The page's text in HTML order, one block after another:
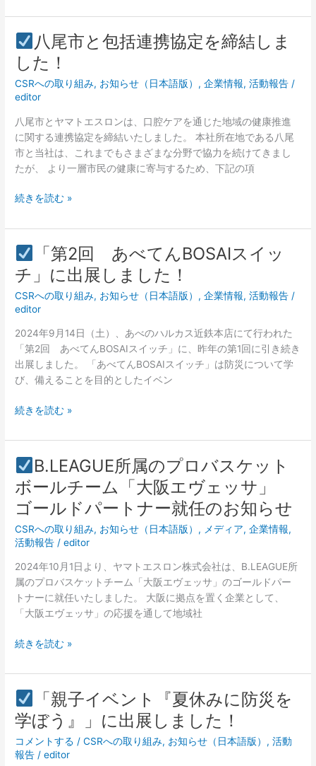
彰
さ
れ
ま
し
た！
た！
ア、
「架
空
商
品」
を
活
者
と
生
AI
み
す
ワ
ー
ク
シ
ョ
ッ
に
加
ま
す！
八尾市と包括連携協定を締結しま
した！
CSRへの取り組み, お知らせ（日本語版） ,企業情報,活動報告 /
editor
八尾市とヤマトエスロンは、口腔ケアを通じた地域の健康推進
に関する連携協定を締結いたしました。 本社所在地である八尾
市と当社は、これまでもさまざまな分野で協力を続けてきまし
たが、 より一層市民の健康に寄与するため、下記の項
尾
市
と
包
括
連
携
定
し
ま
た！
続きを読む »
「第2回 あべてんBOSAIスイッ
チ」に出展しました！
CSRへの取り組み, お知らせ（日本語版） ,企業情報,活動報告 /
editor
2024年9月14日（土）、あべのハルカス近鉄本店にて行われた
「第2回 あべてんBOSAIスイッチ」に、昨年の第1回に引き続き
出展しました。 「あべてんBOSAIスイッチ」は防災について学
び、備えることを目的としたイベン
2
回
あ
べ
て
ん
BOSAI
イ
出
展
ま
し
た！
続きを読む »
B.LEAGUE所属のプロバスケット
ボールチーム「大阪エヴェッサ」
ゴールドパートナー就任のお知らせ
CSRへの取り組み, お知らせ（日本語版） , メディア,企業情報,
活動報告 /editor
2024年10月1日より、ヤマトエスロン株式会社は、B.LEAGUE所
属のプロバスケットチーム「大阪エヴェッサ」のゴールドパー
トナーに就任いたしました。 大阪に拠点を置く企業として、
「大阪エヴェッサ」の応援を通して地域社
B.LEAGUE
所
属
の
プ
バ
ス
ケ
ボ
チ
ー
ム
「大
阪
続きを読む »
「親子イベント『夏休みに防災を
学ぼう』」に出展しました！
コメントする /CSRへの取り組み, お知らせ（日本語版） ,活動
報告 /editor
「親
子
イ
ベ